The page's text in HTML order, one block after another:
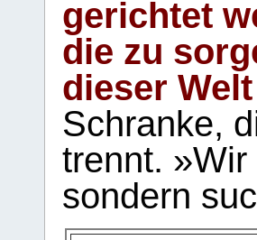
gerichtet
die zu
dieser
Schranke,
trennt.
sondern